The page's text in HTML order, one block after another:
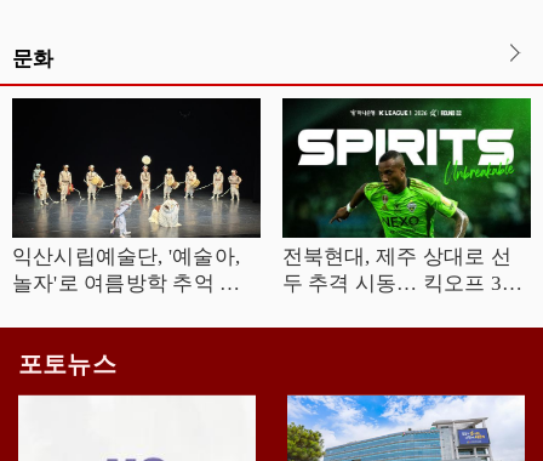
문화
익산시립예술단, '예술아,
놀자'로 여름방학 추억 선
전북현대, 제주 상대로 선
두 추격 시동… 킥오프 30
포토뉴스